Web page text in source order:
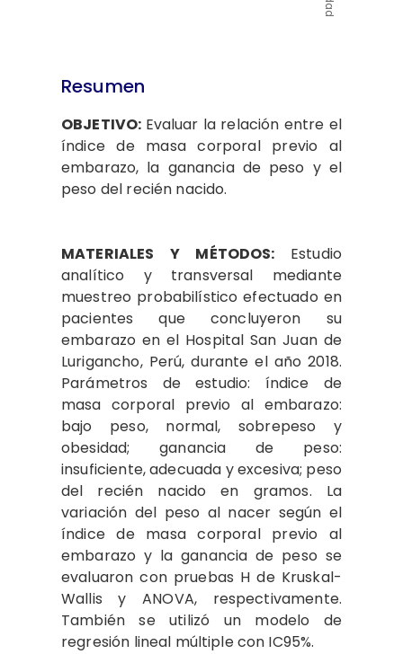
Resumen
OBJETIVO: Evaluar la relación entre el
índice de masa corporal previo al
embarazo, la ganancia de peso y el
peso del recién nacido.
MATERIALES Y MÉTODOS: Estudio
analítico y transversal mediante
muestreo probabilístico efectuado en
pacientes que concluyeron su
embarazo en el Hospital San Juan de
Lurigancho, Perú, durante el año 2018.
Parámetros de estudio: índice de
masa corporal previo al embarazo:
bajo peso, normal, sobrepeso y
obesidad; ganancia de peso:
insuficiente, adecuada y excesiva; peso
del recién nacido en gramos. La
variación del peso al nacer según el
índice de masa corporal previo al
embarazo y la ganancia de peso se
evaluaron con pruebas H de Kruskal-
Wallis y ANOVA, respectivamente.
También se utilizó un modelo de
regresión lineal múltiple con IC95%.